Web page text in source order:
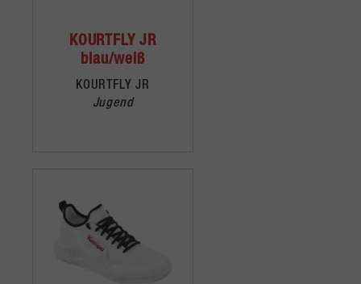
KOURTFLY JR
blau/weiß
KOURTFLY JR
Jugend